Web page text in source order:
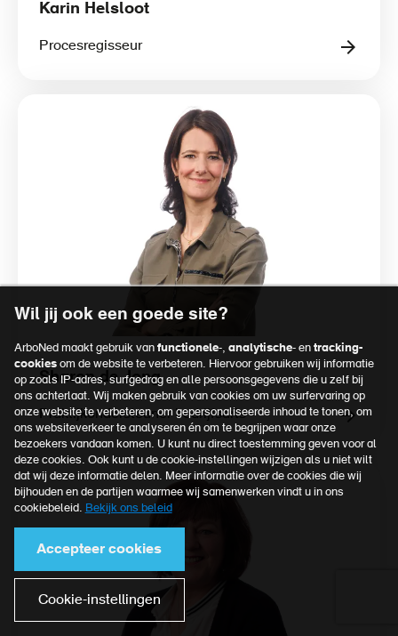
Karin Helsloot
Procesregisseur
Sharon de Jong
Praktijkondersteuner bedrijfsarts
Wil jij ook een goede site?
ArboNed maakt gebruik van functionele-, analytische- en tracking-
cookiesom de website te verbeteren. Hiervoor gebruiken wij informatie
op zoals IP-adres, surfgedrag en alle persoonsgegevens die u zelf bij
ons achterlaat. Wij maken gebruik van cookies om uw surfervaring op
onze website te verbeteren, om gepersonaliseerde inhoud te tonen, om
ons websiteverkeer te analyseren én om te begrijpen waar onze
bezoekers vandaan komen. U kunt nu direct toestemming geven voor al
deze cookies. Ook kunt u de cookie-instellingen wijzigen als u niet wilt
dat wij deze informatie delen. Meer informatie over de cookies die wij
bijhouden en de partijen waarmee wij samenwerken vindt u in ons
cookiebeleid. Bekijk ons beleid
Accepteer cookies
Cookie-instellingen